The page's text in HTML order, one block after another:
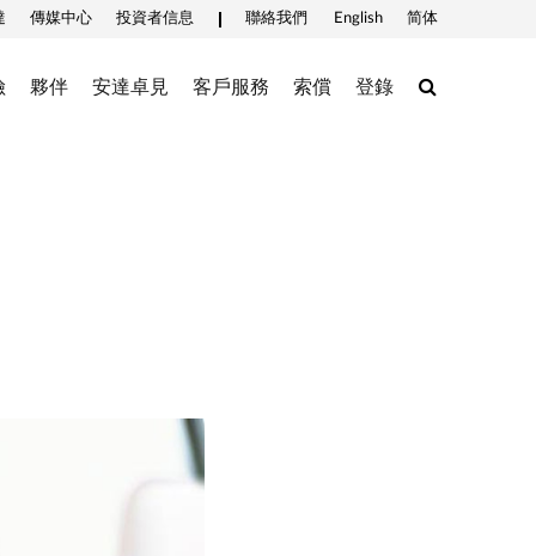
傳媒中心 投資者信息 聯絡我們 English 简体
夥伴 安達卓見 客戶服務 索償 登錄 Search